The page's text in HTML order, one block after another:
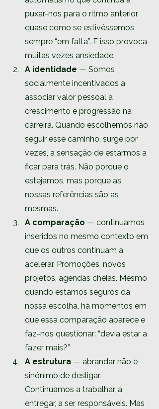
puxar-nos para o ritmo anterior,
quase como se estivéssemos
sempre “em falta”. E isso provoca
muitas vezes ansiedade.
A identidade — Somos
socialmente incentivados a
associar valor pessoal a
crescimento e progressão na
carreira. Quando escolhemos não
seguir esse caminho, surge por
vezes, a sensação de estarmos a
ficar para trás. Não porque o
estejamos, mas porque as
nossas referências são as
mesmas.
A comparação — continuamos
inseridos no mesmo contexto em
que os outros continuam a
acelerar. Promoções, novos
projetos, agendas cheias. Mesmo
quando estamos seguros da
nossa escolha, há momentos em
que essa comparação aparece e
faz-nos questionar: “devia estar a
fazer mais?”
A estrutura — abrandar não é
sinónimo de desligar.
Continuamos a trabalhar, a
entregar, a ser responsáveis. Mas